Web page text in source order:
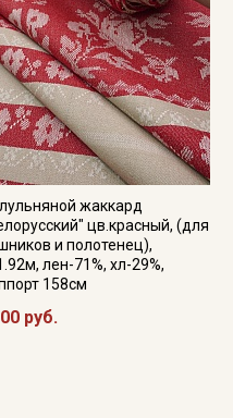
жаккард
цв.красный, (для
и полотенец),
лен-71%, хл-29%,
158см
руб.